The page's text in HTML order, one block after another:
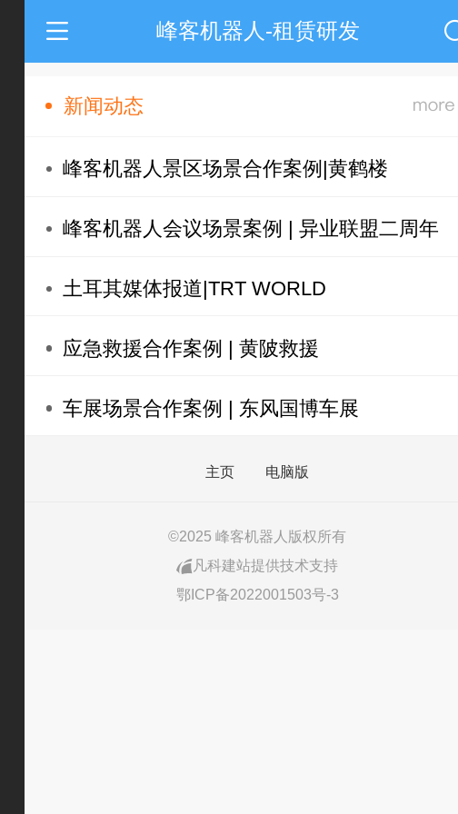
峰客机器人-租赁研发
新闻动态
峰客机器人景区场景合作案例|黄鹤楼
峰客机器人会议场景案例 | 异业联盟二周年
土耳其媒体报道|TRT WORLD
应急救援合作案例 | 黄陂救援
车展场景合作案例 | 东风国博车展
主页 电脑版
©2025 峰客机器人版权所有
凡科建站提供技术支持
鄂ICP备2022001503号-3